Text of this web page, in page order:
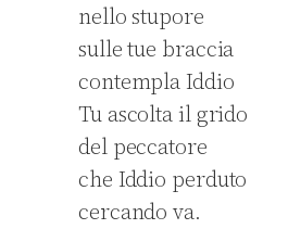
nello stupore
sulle tue braccia
contempla Iddio
Tu ascolta il grido
del peccatore
che Iddio perduto
cercando va.